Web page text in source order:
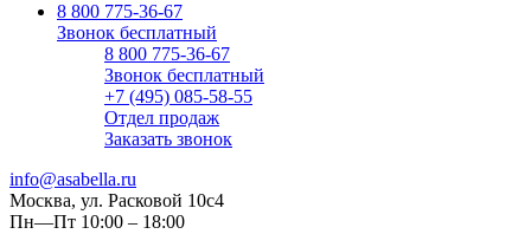
8 800 775-36-67
Звонок бесплатный
8 800 775-36-67
Звонок бесплатный
+7 (495) 085-58-55
Отдел продаж
Заказать звонок
info@asabella.ru
Москва, ул. Расковой 10с4
Пн—Пт 10:00 – 18:00